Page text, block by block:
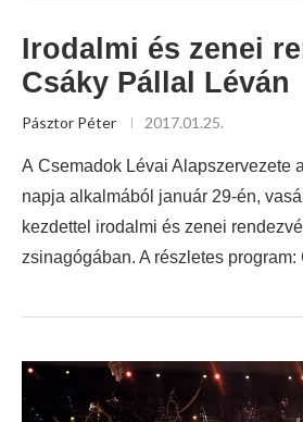
Irodalmi és zenei
Csáky Pállal Léván
Pásztor Péter 2017.01.25.
A Csemadok Lévai Alapszervezete
napja alkalmából január 29-én,
kezdettel irodalmi és zenei
zsinagógában. A részletes